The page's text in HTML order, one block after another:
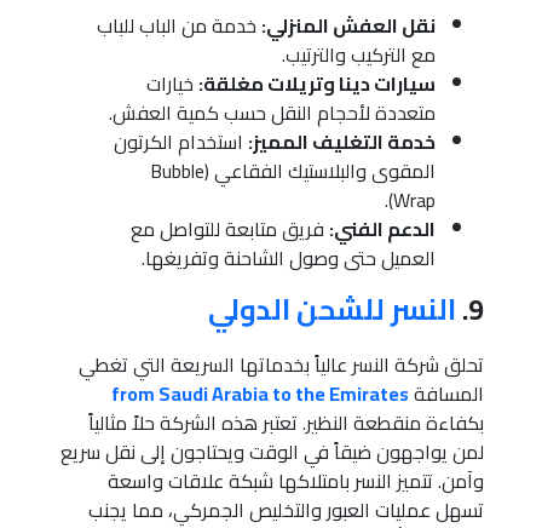
نقل العفش المنزلي: خدمة من الباب للباب
مع التركيب والترتيب.
سيارات دينا وتريلات مغلقة: خيارات
متعددة لأحجام النقل حسب كمية العفش.
خدمة التغليف المميز: استخدام الكرتون
المقوى والبلاستيك الفقاعي (Bubble
Wrap).
الدعم الفني: فريق متابعة للتواصل مع
العميل حتى وصول الشاحنة وتفريغها.
9. النسر للشحن الدولي
تحلق شركة النسر عالياً بخدماتها السريعة التي تغطي
المسافةfrom Saudi Arabia to the Emirates
بكفاءة منقطعة النظير. تعتبر هذه الشركة حلاً مثالياً
لمن يواجهون ضيقاً في الوقت ويحتاجون إلى نقل سريع
وآمن. تتميز النسر بامتلاكها شبكة علاقات واسعة
تسهل عمليات العبور والتخليص الجمركي، مما يجنب